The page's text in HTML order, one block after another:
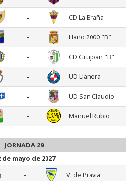
- CD La Braña
- Llano 2000 "B"
- CD Grujoan "B"
- UD Llanera
- UD San Claudio
- Manuel Rubio
JORNADA 29
de mayo de 2027
- V. de Pravia